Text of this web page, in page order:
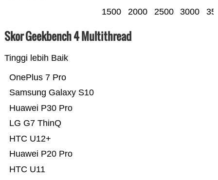
1500 2000 2500 3000
Skor Geekbench 4 Multithread
Tinggi lebih Baik
HTC U11
Huawei P20 Pro
HTC U12+
LG G7 ThinQ
Huawei P30 Pro
Samsung Galaxy S10
OnePlus 7 Pro